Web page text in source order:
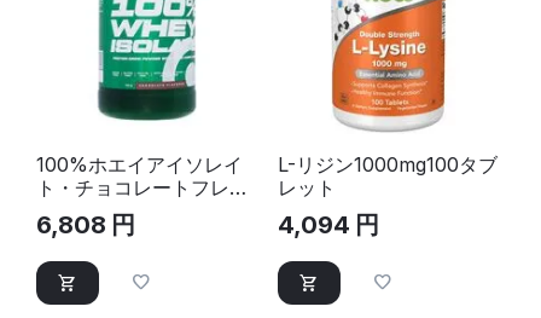
100%ホエイアイソレイ
ト・チョコレートフレー
バー28回分
(ScitecNutrition)｜プロ
テインパウダー
6,808 円
L-リジン1000mg100タブ
レット
4,094 円